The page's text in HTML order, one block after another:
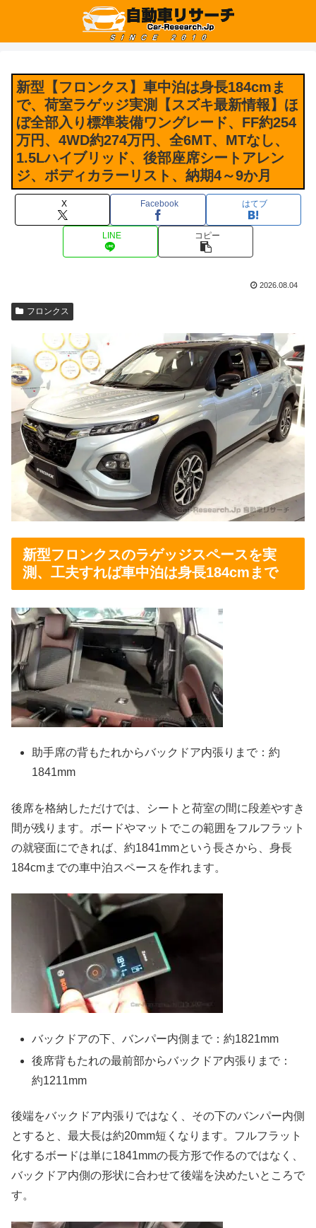
新型【フロンクス】車中泊は身長184cmま
で、荷室ラゲッジ実測【スズキ最新情報】ほ
ぼ全部入り標準装備ワングレード、FF約254
万円、4WD約274万円、全6MT、MTなし、
1.5Lハイブリッド、後部座席シートアレン
ジ、ボディカラーリスト、納期4～9か月
X Facebook はてブ
LINE コピー
2026.08.04
フロンクス
新型フロンクスのラゲッジスペースを実
測、工夫すれば車中泊は身長184cmまで
助手席の背もたれからバックドア内張りまで：約
1841mm
後席を格納しただけでは、シートと荷室の間に段差やすき
間が残ります。ボードやマットでこの範囲をフルフラット
の就寝面にできれば、約1841mmという長さから、身長
184cmまでの車中泊スペースを作れます。
バックドアの下、バンパー内側まで：約1821mm
後席背もたれの最前部からバックドア内張りまで：
約1211mm
後端をバックドア内張りではなく、その下のバンパー内側
とすると、最大長は約20mm短くなります。フルフラット
化するボードは単に1841mmの長方形で作るのではなく、
バックドア内側の形状に合わせて後端を決めたいところで
す。